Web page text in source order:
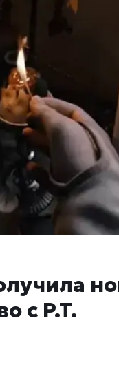
с P.T.